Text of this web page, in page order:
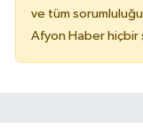
ve tüm
Afyon Haber hiçbir